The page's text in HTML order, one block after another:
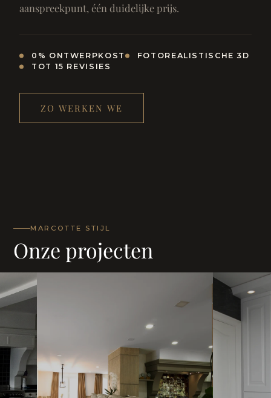
aanspreekpunt, één duidelijke prijs.
0% ONTWERPKOST
FOTOREALISTISCHE 3D
TOT 15 REVISIES
ZO WERKEN WE
MARCOTTE STIJL
Onze projecten